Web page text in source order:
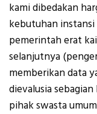
kami dibedakan
kebutuhan
pemerintah erat
selanjutnya
memberikan data
dievalusia
pihak swasta